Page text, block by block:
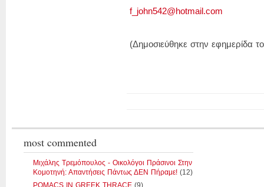
f_john542@hotmail.com
(Δημοσιεύθηκε στην εφημερίδα
most commented
Μιχάλης Τρεμόπουλος - Οικολόγοι Πράσινοι Στην
Κομοτηνή: Απαντήσεις Πάντως ΔΕΝ Πήραμε! (12)
POMACS IN GREEK THRACE (9)